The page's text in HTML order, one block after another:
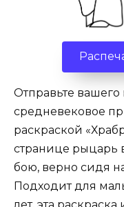
Отправьте вашего
средневековое
раскраской
странице рыцарь
бою, верно сидя
Подходит для